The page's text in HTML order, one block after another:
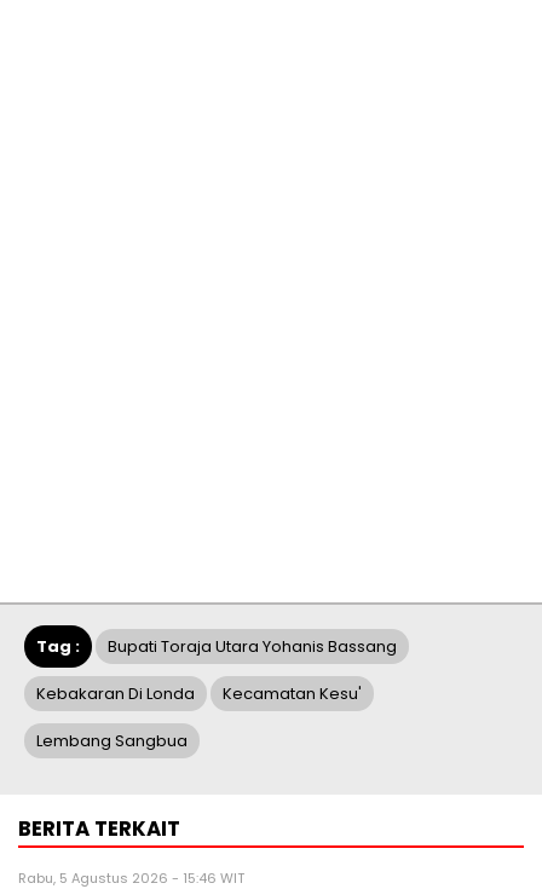
Tag : Bupati Toraja Utara Yohanis Bassang
Kebakaran Di Londa Kecamatan Kesu'
Lembang Sangbua
BERITA TERKAIT
Rabu, 5 Agustus 2026 - 15:46 WIT